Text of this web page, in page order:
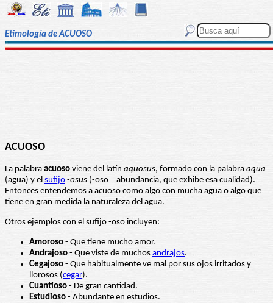
Etimología de ACUOSO
ACUOSO
La palabra acuoso viene del latín aquosus, formado con la palabra aqua
(agua) y el sufijo -osus (-oso = abundancia, que exhibe esa cualidad).
Entonces entendemos a acuoso como algo con mucha agua o algo que
tiene en gran medida la naturaleza del agua.
Otros ejemplos con el sufijo -oso incluyen:
Amoroso - Que tiene mucho amor.
Andrajoso - Que viste de muchos andrajos.
Cegajoso - Que habitualmente ve mal por sus ojos irritados y
llorosos (cegar).
Cuantioso - De gran cantidad.
Estudioso - Abundante en estudios.